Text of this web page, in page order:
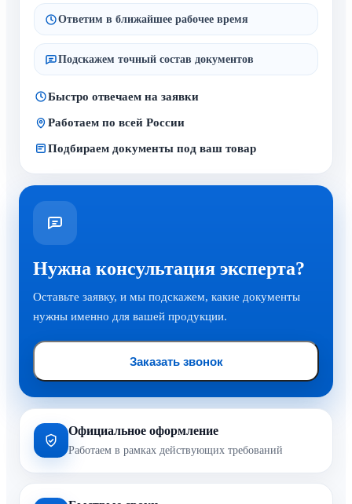
Ответим в ближайшее рабочее время
Подскажем точный состав документов
Быстро отвечаем на заявки
Работаем по всей России
Подбираем документы под ваш товар
Нужна консультация эксперта?
Оставьте заявку, и мы подскажем, какие документы
нужны именно для вашей продукции.
Заказать звонок
Официальное оформление
Работаем в рамках действующих требований